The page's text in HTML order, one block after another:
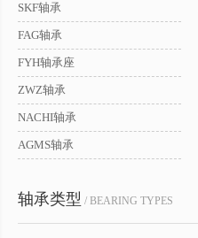
SKF轴承
FAG轴承
FYH轴承座
ZWZ轴承
NACHI轴承
AGMS轴承
轴承类型 / BEARING TYPES